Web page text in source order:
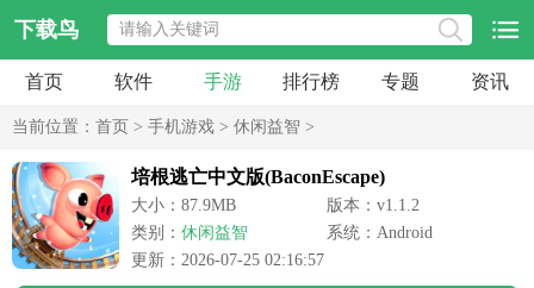
下载鸟
首页 软件 手游 排行榜 专题 资讯
当前位置： 首页 > 手机游戏 > 休闲益智 >
培根逃亡中文版(BaconEscape)
大小：87.9MB
版本：v1.1.2
类别： 休闲益智
系统：Android
更新：2026-07-25 02:16:57